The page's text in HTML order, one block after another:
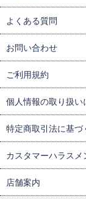
よくある質問
お問い合わせ
ご利用規約
個人情報の取り扱い
特定商取引法に基づ
カスタマーハラス
店舗案内